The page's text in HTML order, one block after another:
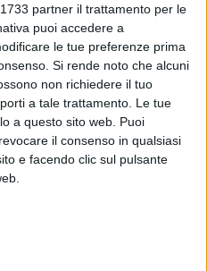
partner il trattamento per le
puoi accedere a
le tue preferenze prima
Si rende noto che alcuni
non richiedere il tuo
a tale trattamento. Le tue
a questo sito web. Puoi
il consenso in qualsiasi
e facendo clic sul pulsante
2025
Europa: Benny
a Monza
2025
ancora protagonista al
2025
Beach Sprint sbarca per la